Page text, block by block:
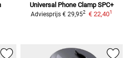
Universal Phone Clamp SPC+
Adviesprijs € 29,952 € 22,401